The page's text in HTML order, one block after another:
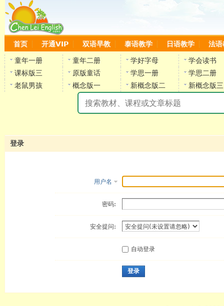
首页 开通VIP 双语早教 泰语教学 日语教学 法语
童年一册 童年二册 学好字母
学会读书
课标版三
原版童话 学思一册
学思二册
老鼠男孩
概念版一 新概念版二 新概念版三
登录
用户名
密码:
安全提问:
自动登录
登录